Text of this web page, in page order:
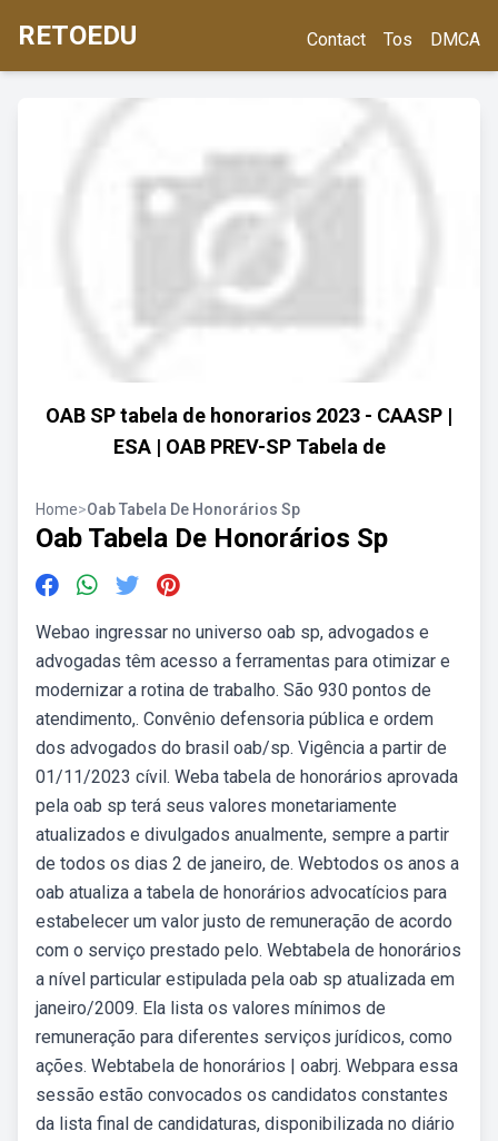
RETOEDU Contact Tos DMCA
OAB SP tabela de honorarios 2023 - CAASP |
ESA | OAB PREV-SP Tabela de
Home>Oab Tabela De Honorários Sp
Oab Tabela De Honorários Sp
Webao ingressar no universo oab sp, advogados e
advogadas têm acesso a ferramentas para otimizar e
modernizar a rotina de trabalho. São 930 pontos de
atendimento,. Convênio defensoria pública e ordem
dos advogados do brasil oab/sp. Vigência a partir de
01/11/2023 cívil. Weba tabela de honorários aprovada
pela oab sp terá seus valores monetariamente
atualizados e divulgados anualmente, sempre a partir
de todos os dias 2 de janeiro, de. Webtodos os anos a
oab atualiza a tabela de honorários advocatícios para
estabelecer um valor justo de remuneração de acordo
com o serviço prestado pelo. Webtabela de honorários
a nível particular estipulada pela oab sp atualizada em
janeiro/2009. Ela lista os valores mínimos de
remuneração para diferentes serviços jurídicos, como
ações. Webtabela de honorários | oabrj. Webpara essa
sessão estão convocados os candidatos constantes
da lista final de candidaturas, disponibilizada no diário